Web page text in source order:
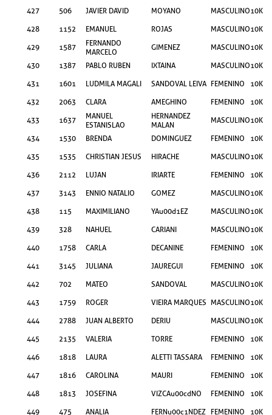
427
506 JAVIER DAVID MOYANO MASCULINO10KM
428
1152 EMANUEL ROJAS MASCULINO10KM
429
1587
FERNANDO
MARCELO
GIMENEZ MASCULINO10KM
430
1387 PABLO RUBEN IXTAINA MASCULINO10KM
431
1601 LUDMILA MAGALI SANDOVAL LEIVA FEMENINO
10KM
432
2063 CLARA AMEGHINO FEMENINO
10KM
433
1637
MANUEL
ESTANISLAO
HERNANDEZ
MALAN
MASCULINO10KM
434
1530 BRENDA DOMINGUEZ FEMENINO
10KM
435
1535 CHRISTIAN JESUS HIRACHE MASCULINO10KM
436
2112 LUJAN IRIARTE FEMENINO
10KM
437
3143 ENNIO NATALIO GOMEZ MASCULINO10KM
438
115 MAXIMILIANO YAu00d1EZ MASCULINO10KM
439
328 NAHUEL CARIANI MASCULINO10KM
440
1758 CARLA DECANINE FEMENINO
10KM
441
3145 JULIANA JAUREGUI FEMENINO
10KM
442
702 MATEO SANDOVAL MASCULINO10KM
443
1759 ROGER VIEIRA MARQUES MASCULINO10KM
444
2788 JUAN ALBERTO DERIU MASCULINO10KM
445
2135 VALERIA TORRE FEMENINO
10KM
446
1818 LAURA ALETTI TASSARA FEMENINO
10KM
447
1816 CAROLINA MAURI FEMENINO
10KM
448
1813 JOSEFINA VIZCAu00cdNO FEMENINO
10KM
449
475 ANALIA FERNu00c1NDEZ FEMENINO 10KM